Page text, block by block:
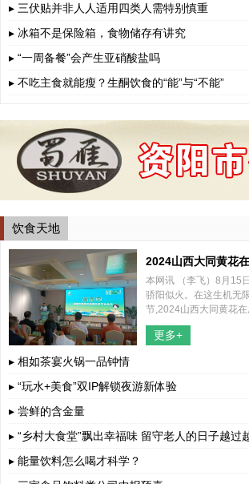
▸ 三伏贴并非人人适用四类人需特别慎重
▸ 冰箱不是保险箱，食物储存有讲究
▸ “一周备餐”会产生亚硝酸盐吗
▸ 不吃主食就能瘦？生酮饮食的“能”与“不能”
饮食天地
2024山西大同黄花
介会
本网讯 （李飞）8月15
骄阳似火。在这生机无
节,2024山西大同黄花
会，山西大同云州区区
四川省、成都市、相关
更多+
▸ 相如茶宴火锅一品钟情
▸ “玩水+美食”双IP解锁夜游新体验
▸ 尝鲜的含金量
▸ “乡村大食堂”飘出幸福味 留守老人的日子越过
▸ 能量饮料怎么喝才科学？